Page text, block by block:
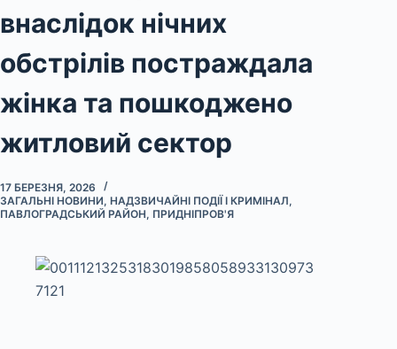
внаслідок нічних
обстрілів постраждала
жінка та пошкоджено
житловий сектор
17 БЕРЕЗНЯ, 2026
ЗАГАЛЬНІ НОВИНИ, НАДЗВИЧАЙНІ ПОДІЇ І КРИМІНАЛ,
ПАВЛОГРАДСЬКИЙ РАЙОН, ПРИДНІПРОВ'Я